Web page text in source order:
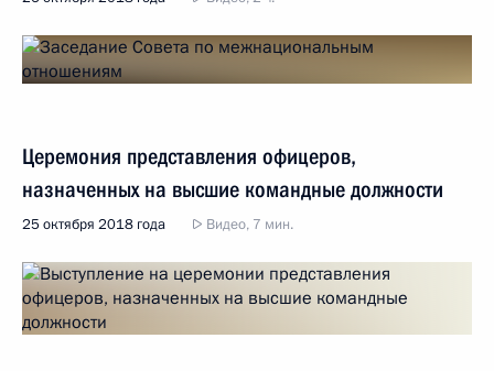
Церемония представления офицеров,
назначенных на высшие командные должности
25 октября 2018 года Видео, 7 мин.